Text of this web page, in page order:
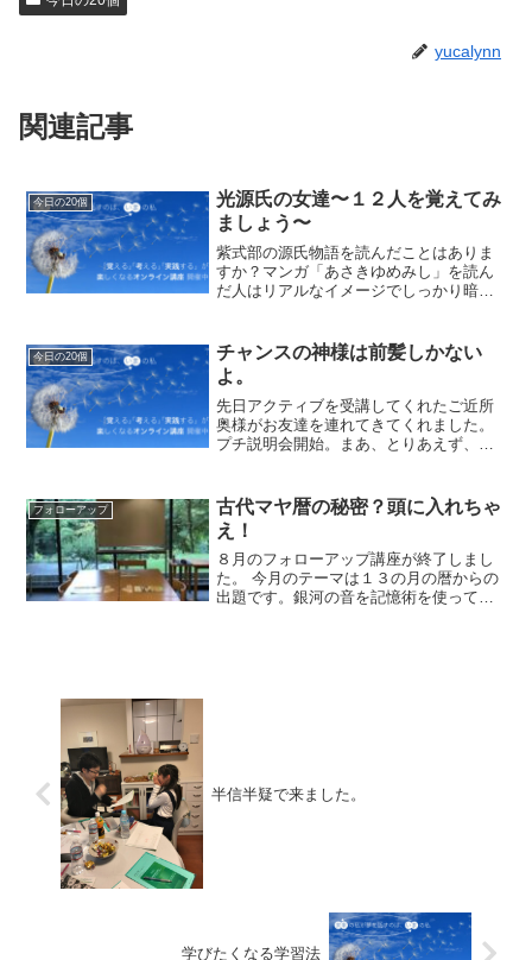
yucalynn
関連記事
今日の20個
光源氏の女達〜１２人を覚えてみ
ましょう〜
紫式部の源氏物語を読んだことはありま
すか？マンガ「あさきゆめみし」を読ん
だ人はリアルなイメージでしっかり暗記
ったのか逢ってみたいですね〜。そこで
「今日の２０個」は光源氏...
今日の20個
チャンスの神様は前髪しかない
よ。
先日アクティブを受講してくれたご近所
奥様がお友達を連れてきてくれました。
プチ説明会開始。まあ、とりあえず、感
なっています。百聞は一見にしかずなの
で、20個の瞬間記憶...
フォローアップ
古代マヤ暦の秘密？頭に入れちゃ
え！
８月のフォローアップ講座が終了しまし
た。 今月のテーマは１３の月の暦からの
出題です。銀河の音を記憶術を使って覚
半信半疑で来ました。
学びたくなる学習法